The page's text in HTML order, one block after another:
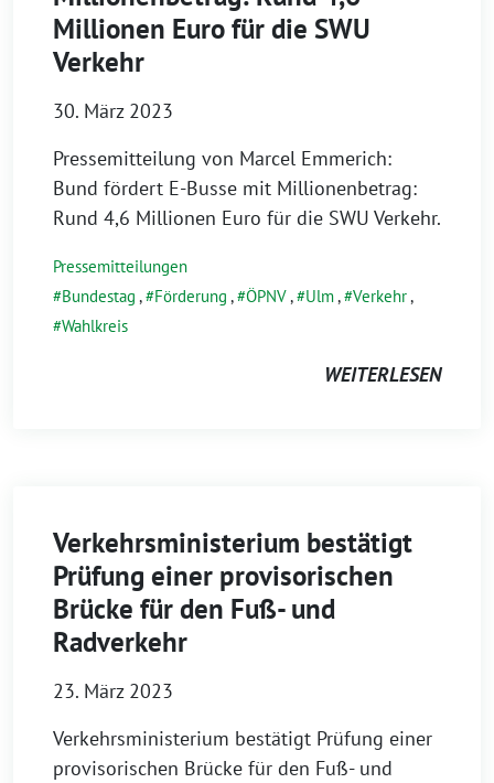
Millionen Euro für die SWU
Verkehr
30. März 2023
Pressemitteilung von Marcel Emmerich:
Bund fördert E-Busse mit Millionenbetrag:
Rund 4,6 Millionen Euro für die SWU Verkehr.
Pressemitteilungen
Bundestag , Förderung , ÖPNV, Ulm, Verkehr,
Wahlkreis
WEITERLESEN
Verkehrsministerium bestätigt
Prüfung einer provisorischen
Brücke für den Fuß- und
Radverkehr
23. März 2023
Verkehrsministerium bestätigt Prüfung einer
provisorischen Brücke für den Fuß- und